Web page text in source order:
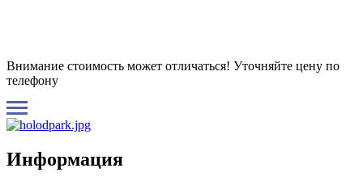
Внимание стоимость может отличаться! Уточняйте цену по
телефону
Информация